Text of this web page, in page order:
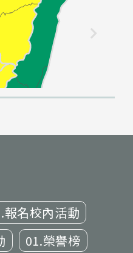
報名校內活動
01.榮譽榜